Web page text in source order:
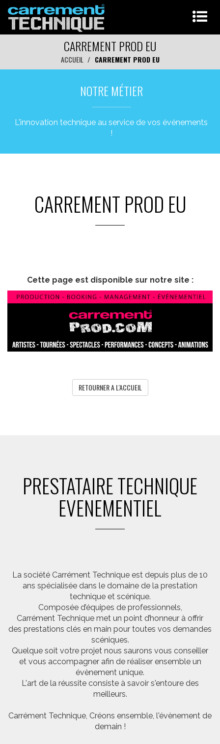
CARREMENT PROD EU
ACCUEIL CARREMENT PROD EU
NOTRE MÉTIER
L'innovation technique au service de vos événements
!
CARREMENT PROD EU
Cette page est disponible sur notre site :
RETOURNER A L'ACCUEIL
PRESTATAIRE TECHNIQUE
EVENEMENTIEL
La société Carrément Technique est depuis plus de 10
ans spécialisée dans le domaine de la prestation
technique et scénique.
Composée d’équipes de professionnels,
Carrément Technique met un point d’honneur à offrir
des prestations clés en main pour toutes vos demandes
scéniques.
Quelque soit votre projet nous saurons vous conseiller
et vous accompagner afin de réaliser ensemble un
évènement unique.
L'art de la réussite consiste à savoir s'entoure des
meilleurs.
Carrément Technique, Créons ensemble, l'évènement de
demain !